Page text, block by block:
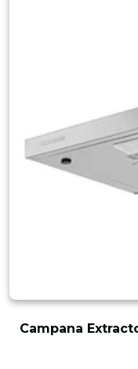
Campana